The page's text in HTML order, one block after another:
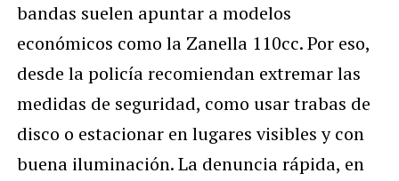
bandas suelen apuntar a modelos
económicos como la Zanella 110cc. Por eso,
desde la policía recomiendan extremar las
medidas de seguridad, como usar trabas de
disco o estacionar en lugares visibles y con
buena iluminación. La denuncia rápida, en